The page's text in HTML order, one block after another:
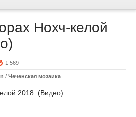
Нохч-келой
1 569
/ Чеченская мозаика
2018. (Видео)